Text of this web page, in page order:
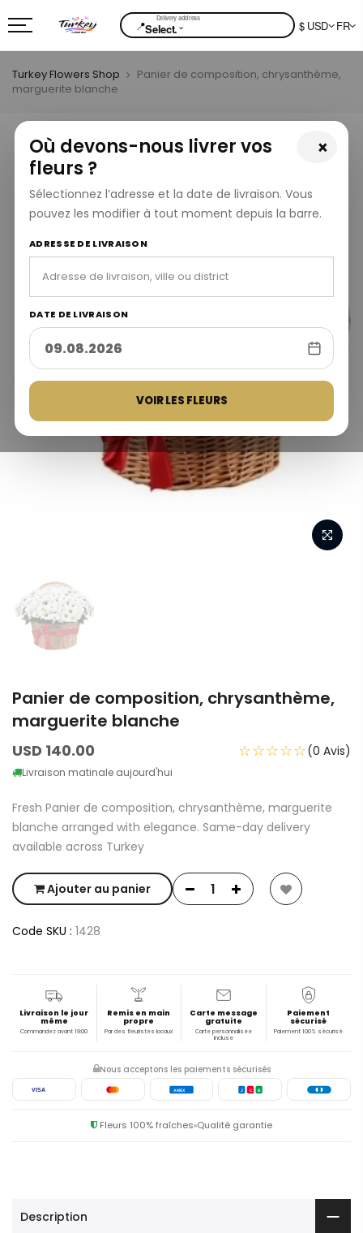
📍Select.⌄ $ USD FR
×
Où devons-nous livrer vos
fleurs ?
Sélectionnez l’adresse et la date de livraison. Vous
pouvez les modifier à tout moment depuis la barre.
ADRESSE DE LIVRAISON
DATE DE LIVRAISON
VOIR LES FLEURS
Turkey Flowers Shop
Panier de composition, chrysanthème,
marguerite blanche
Panier de composition, chrysanthème,
marguerite blanche
USD 140.00
Livraison matinale aujourd'hui
☆☆☆☆☆(0 Avis)
Fresh Panier de composition, chrysanthème, marguerite
blanche arranged with elegance. Same-day delivery
available across Turkey
Ajouter au panier
Code SKU : 1428
Livraison le jour
même
Commandez avant 19:00
Remis en main
propre
Par des fleuristes locaux
Carte message
gratuite
Carte personnalisée
incluse
Paiement
sécurisé
Paiement 100% sécurisé
Nous acceptons les paiements sécurisés
VISA AMEX J C B
Fleurs 100% fraîches Qualité garantie
Description